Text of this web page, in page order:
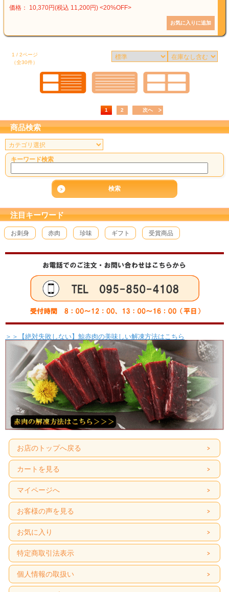
価格： 10,370円(税込 11,200円) <20%OFF>
1 / 2ページ
（全30件）
1 2 次へ
商品検索
キーワード検索
注目キーワード
お刺身 赤肉 珍味 ギフト 受賞商品
＞＞【絶対失敗しない】鯨赤肉の美味しい解凍方法はこちら
お店のトップへ戻る
カートを見る
マイページへ
お客様の声を見る
お気に入り
特定商取引法表示
個人情報の取扱い